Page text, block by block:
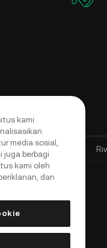
Riwayat Order
Order TWAP (0)
kami
media sosial,
juga berbagi
kami oleh
dan